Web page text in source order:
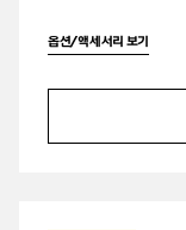
옵션/액세서리 보기